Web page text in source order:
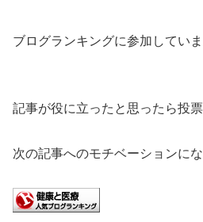
ブログランキングに参加していま
記事が役に立ったと思ったら投票
次の記事へのモチベーションにな